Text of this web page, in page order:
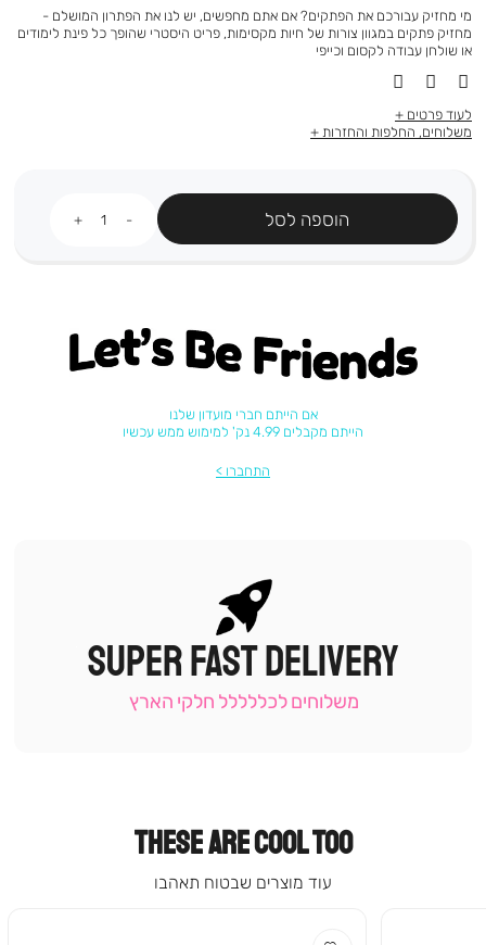
מוצר
מי מחזיק עבורכם את הפתקים? אם אתם מחפשים, יש לנו את הפתרון המושלם -
מחזיק פתקים במגוון צורות של חיות מקסימות, פריט היסטרי שהופך כל פינת לימודים
או שולחן עבודה לקסום וכייפי
לעוד פרטים
משלוחים, החלפות והחזרות
הוספה לסל
Let's be friends
אם הייתם חברי מועדון שלנו
הייתם מקבלים 4.99 נק' למימוש ממש עכשיו
התחברו
|
תומכי
-
SUPER FAST DELIVERY
משלוחים לכללללל חלקי הארץ
THESE ARE COOL TOO
עוד מוצרים שבטוח תאהבו